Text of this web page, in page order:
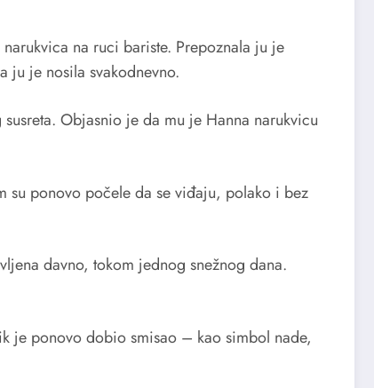
na ruci bariste. Prepoznala ju je
ju je nosila svakodnevno.
Objasnio je da mu je Hanna narukvicu
su ponovo počele da se viđaju, polako i bez
davno, tokom jednog snežnog dana.
je ponovo dobio smisao – kao simbol nade,